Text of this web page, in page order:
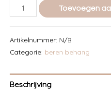
LIMITED
EDITION
kiezelgrijs
aantal
Toevoegen
Artikelnummer: N/B
Categorie: beren behang
Beschrijving